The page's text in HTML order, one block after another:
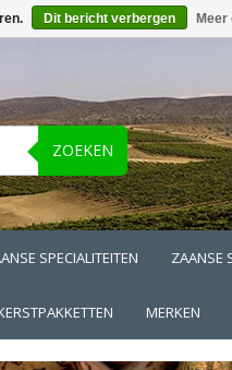
ZOEKEN
SPECIALITEITEN ZAANSE
MERKEN
Dit bericht verbergen